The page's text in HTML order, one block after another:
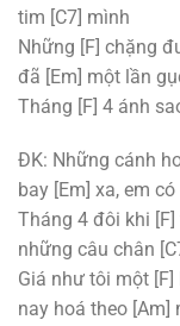
tim [C7] mình
Những [F] chặng
đã [Em] một lần
Tháng [F] 4 ánh
ĐK: Những cánh
bay [Em] xa, em có
Tháng 4 đôi khi [F]
những câu chân
Giá như tôi một [F]
nay hoá theo [Am]